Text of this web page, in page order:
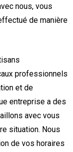
nous, vous
de manière
professionnels
et de
entreprise a des
avec vous
situation. Nous
de vos horaires